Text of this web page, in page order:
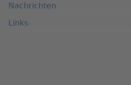
Nachrichten
Links